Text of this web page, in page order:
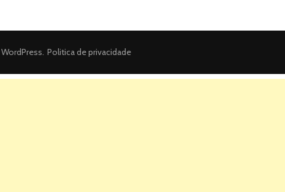
WordPress. Politica de privacidade